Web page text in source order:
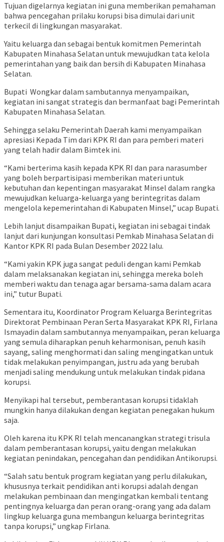
Tujuan digelarnya kegiatan ini guna memberikan pemahaman
bahwa pencegahan prilaku korupsi bisa dimulai dari unit
terkecil di lingkungan masyarakat.
Yaitu keluarga dan sebagai bentuk komitmen Pemerintah
Kabupaten Minahasa Selatan untuk mewujudkan tata kelola
pemerintahan yang baik dan bersih di Kabupaten Minahasa
Selatan.
Bupati Wongkar dalam sambutannya menyampaikan,
kegiatan ini sangat strategis dan bermanfaat bagi Pemerintah
Kabupaten Minahasa Selatan.
Sehingga selaku Pemerintah Daerah kami menyampaikan
apresiasi Kepada Tim dari KPK RI dan para pemberi materi
yang telah hadir dalam Bimtek ini.
“Kami berterima kasih kepada KPK RI dan para narasumber
yang boleh berpartisipasi memberikan materi untuk
kebutuhan dan kepentingan masyarakat Minsel dalam rangka
mewujudkan keluarga-keluarga yang berintegritas dalam
mengelola kepemerintahan di Kabupaten Minsel,” ucap Bupati.
Lebih lanjut disampaikan Bupati, kegiatan ini sebagai tindak
lanjut dari kunjungan konsultasi Pemkab Minahasa Selatan di
Kantor KPK RI pada Bulan Desember 2022 lalu.
“Kami yakin KPK juga sangat peduli dengan kami Pemkab
dalam melaksanakan kegiatan ini, sehingga mereka boleh
memberi waktu dan tenaga agar bersama-sama dalam acara
ini,” tutur Bupati.
Sementara itu, Koordinator Program Keluarga Berintegritas
Direktorat Pembinaan Peran Serta Masyarakat KPK RI, Firlana
Ismayadin dalam sambutannya menyampaikan, peran keluarga
yang semula diharapkan penuh keharmonisan, penuh kasih
sayang, saling menghormati dan saling mengingatkan untuk
tidak melakukan penyimpangan, justru ada yang berubah
menjadi saling mendukung untuk melakukan tindak pidana
korupsi.
Menyikapi hal tersebut, pemberantasan korupsi tidaklah
mungkin hanya dilakukan dengan kegiatan penegakan hukum
saja.
Oleh karena itu KPK RI telah mencanangkan strategi trisula
dalam pemberantasan korupsi, yaitu dengan melakukan
kegiatan penindakan, pencegahan dan pendidikan Antikorupsi.
“Salah satu bentuk program kegiatan yang perlu dilakukan,
khususnya terkait pendidikan anti korupsi adalah dengan
melakukan pembinaan dan mengingatkan kembali tentang
pentingnya keluarga dan peran orang-orang yang ada dalam
lingkup keluarga guna membangun keluarga berintegritas
tanpa korupsi,” ungkap Firlana.